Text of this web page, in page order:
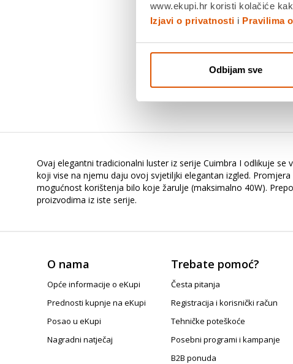
www.ekupi.hr koristi kolačiće
Izjavi o privatnosti i Pravilima
Odbijam sve
Ovaj elegantni tradicionalni luster iz serije Cuimbra I odlikuje
koji vise na njemu daju ovoj svjetiljki elegantan izgled.
mogućnost korištenja bilo koje žarulje (maksimalno 40W).
proizvodima iz iste serije.
O nama
Opće informacije o eKupi
Prednosti kupnje na eKupi
Posao u eKupi
Nagradni natječaj
Trebate pomoć?
Česta pitanja
Registracija i korisnički račun
Tehničke poteškoće
Posebni programi i kampanje
B2B ponuda